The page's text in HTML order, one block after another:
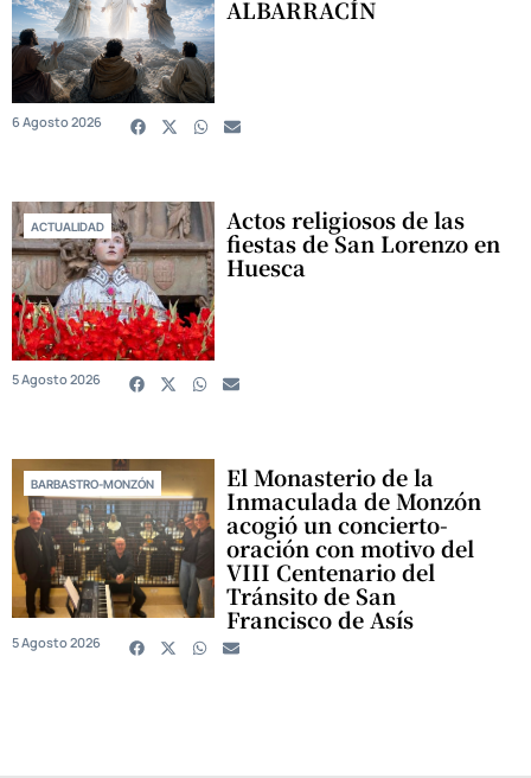
ALBARRACÍN
6 Agosto 2026
ACTUALIDAD Actos religiosos de las
fiestas de San Lorenzo en
Huesca
5 Agosto 2026
BARBASTRO-MONZÓN El Monasterio de la
Inmaculada de Monzón
acogió un concierto-
oración con motivo del
VIII Centenario del
Tránsito de San
Francisco de Asís
5 Agosto 2026